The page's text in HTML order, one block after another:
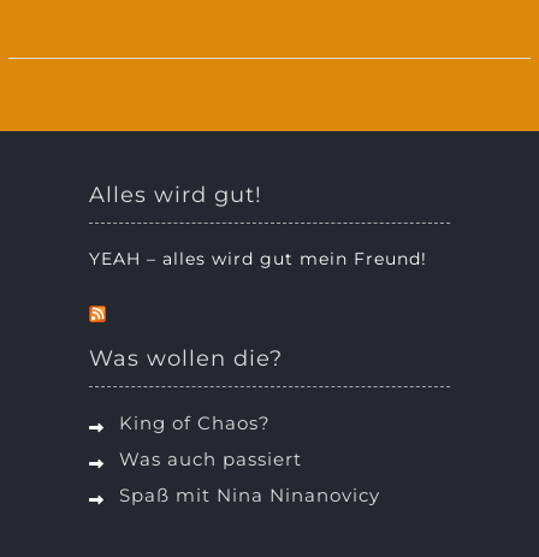
Alles wird gut!
YEAH – alles wird gut mein Freund!
Was wollen die?
King of Chaos?
Was auch passiert
Spaß mit Nina Ninanovicy